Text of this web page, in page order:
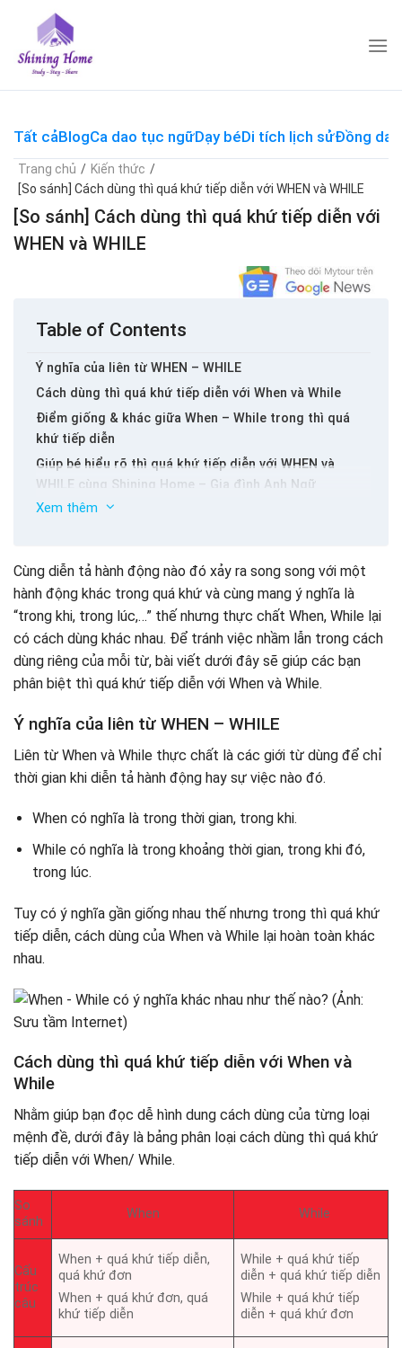
content
Tất cảBlogCa dao tục ngữDạy béDi tích lịch sửĐồng dao
Trang chủ / Kiến thức /
[So sánh] Cách dùng thì quá khứ tiếp diễn với WHEN và WHILE
[So sánh] Cách dùng thì quá khứ tiếp diễn với
WHEN và WHILE
Table of Contents
Ý nghĩa của liên từ WHEN – WHILE
Cách dùng thì quá khứ tiếp diễn với When và While
Điểm giống & khác giữa When – While trong thì quá
khứ tiếp diễn
Giúp bé hiểu rõ thì quá khứ tiếp diễn với WHEN và
WHILE cùng Shining Home – Gia đình Anh Ngữ
Bài tập phân biệt thì quá khứ tiếp diễn với When và
Bài tập 2
Bài tập 3
Bài tập 4
Bài tập 5
Xem thêm
Cùng diễn tả hành động nào đó xảy ra song song với một
hành động khác trong quá khứ và cùng mang ý nghĩa là
“trong khi, trong lúc,…” thế nhưng thực chất When, While lại
có cách dùng khác nhau. Để tránh việc nhầm lẫn trong cách
dùng riêng của mỗi từ, bài viết dưới đây sẽ giúp các bạn
phân biệt thì quá khứ tiếp diễn với When và While.
Ý nghĩa của liên từ WHEN – WHILE
Liên từ When và While thực chất là các giới từ dùng để chỉ
thời gian khi diễn tả hành động hay sự việc nào đó.
When có nghĩa là trong thời gian, trong khi.
While có nghĩa là trong khoảng thời gian, trong khi đó,
trong lúc.
Tuy có ý nghĩa gần giống nhau thế nhưng trong thì quá khứ
tiếp diễn, cách dùng của When và While lại hoàn toàn khác
nhau.
Cách dùng thì quá khứ tiếp diễn với When và
While
Nhằm giúp bạn đọc dễ hình dung cách dùng của từng loại
mệnh đề, dưới đây là bảng phân loại cách dùng thì quá khứ
tiếp diễn với When/ While.
So
sánh
When While
Cấu
trúc
câu
When + quá khứ tiếp diễn,
quá khứ đơn
When + quá khứ đơn, quá
khứ tiếp diễn
While + quá khứ tiếp
diễn + quá khứ tiếp diễn
While + quá khứ tiếp
diễn + quá khứ đơn